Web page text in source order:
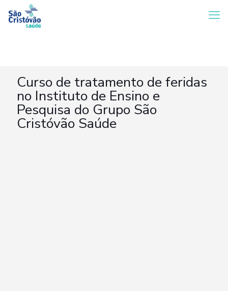
Curso de tratamento de feridas
no Instituto de Ensino e
Pesquisa do Grupo São
Cristóvão Saúde